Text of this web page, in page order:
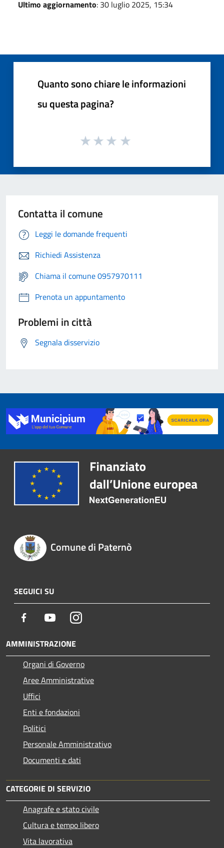
Ultimo aggiornamento: 30 luglio 2025, 15:34
Quanto sono chiare le informazioni
su questa pagina?
Contatta il comune
Leggi le domande frequenti
Richiedi Assistenza
Chiama il comune 0957970111
Prenota un appuntamento
Problemi in città
Segnala disservizio
Comune di Paternò
SEGUICI SU
Facebook YoutubeInstagram
AMMINISTRAZIONE
Organi di Governo
Aree Amministrative
Uffici
Enti e fondazioni
Politici
Personale Amministrativo
Documenti e dati
CATEGORIE DI SERVIZIO
Anagrafe e stato civile
Cultura e tempo libero
Vita lavorativa